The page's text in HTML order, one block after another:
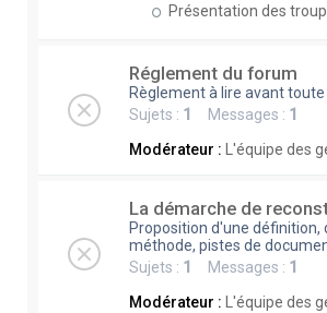
Présentation des
Réglement du forum
Règlement à lire avant
Sujets : 1 Messages : 1
Modérateur :
L'équipe des
La démarche de
Proposition d'une définition,
méthode, pistes de
Sujets : 1 Messages : 1
Modérateur :
L'équipe des